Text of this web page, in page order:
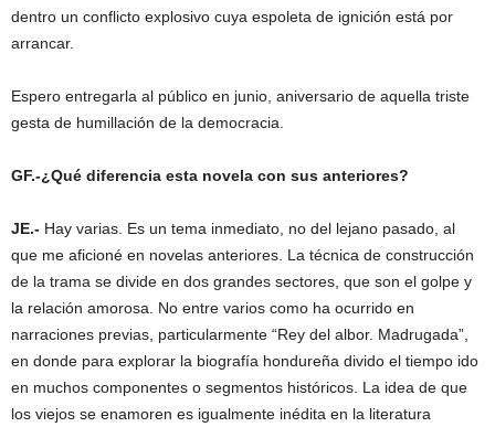
dentro un conflicto explosivo cuya espoleta de ignición está por
arrancar.
Espero entregarla al público en junio, aniversario de aquella triste
gesta de humillación de la democracia.
GF.-¿Qué diferencia esta novela con sus anteriores?
JE.- Hay varias. Es un tema inmediato, no del lejano pasado, al
que me aficioné en novelas anteriores. La técnica de construcción
de la trama se divide en dos grandes sectores, que son el golpe y
la relación amorosa. No entre varios como ha ocurrido en
narraciones previas, particularmente “Rey del albor. Madrugada”,
en donde para explorar la biografía hondureña divido el tiempo ido
en muchos componentes o segmentos históricos. La idea de que
los viejos se enamoren es igualmente inédita en la literatura